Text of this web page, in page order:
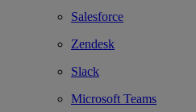
Salesforce
Zendesk
Slack
Microsoft Teams